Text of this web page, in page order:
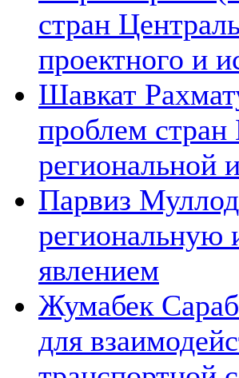
стран
проектного и
Шавкат
проблем стран
региональной
Парвиз
региональную
явлением
Жумабек
для